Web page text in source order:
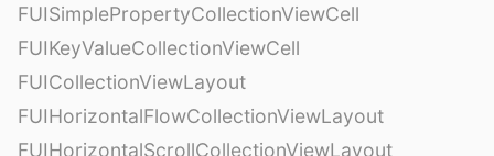
FUISimplePropertyCollectionViewCell
FUIKeyValueCollectionViewCell
FUICollectionViewLayout
FUIHorizontalFlowCollectionViewLayout
FUIHorizontalScrollCollectionViewLayout